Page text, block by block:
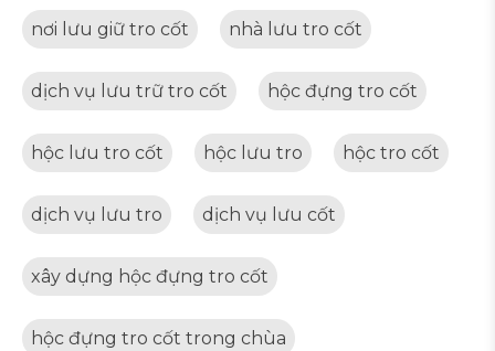
nơi lưu giữ tro cốt nhà lưu tro cốt
dịch vụ lưu trữ tro cốt hộc đựng tro cốt
hộc lưu tro cốt hộc lưu tro hộc tro cốt
dịch vụ lưu tro dịch vụ lưu cốt
xây dựng hộc đựng tro cốt
hộc đựng tro cốt trong chùa